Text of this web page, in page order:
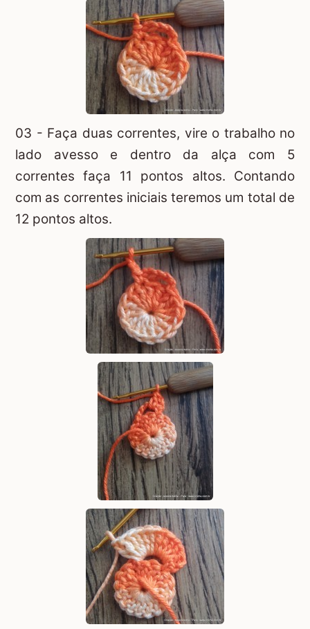
03 - Faça duas correntes, vire o trabalho no
lado avesso e dentro da alça com 5
correntes faça 11 pontos altos. Contando
com as correntes iniciais teremos um total de
12 pontos altos.